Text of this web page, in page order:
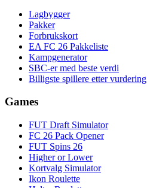
Lagbygger
Pakker
Forbrukskort
EA FC 26 Pakkeliste
Kampgenerator
SBC-er med beste verdi
Billigste spillere etter vurdering
Games
FUT Draft Simulator
FC 26 Pack Opener
FUT Spins 26
Higher or Lower
Kortvalg Simulator
Ikon Roulette